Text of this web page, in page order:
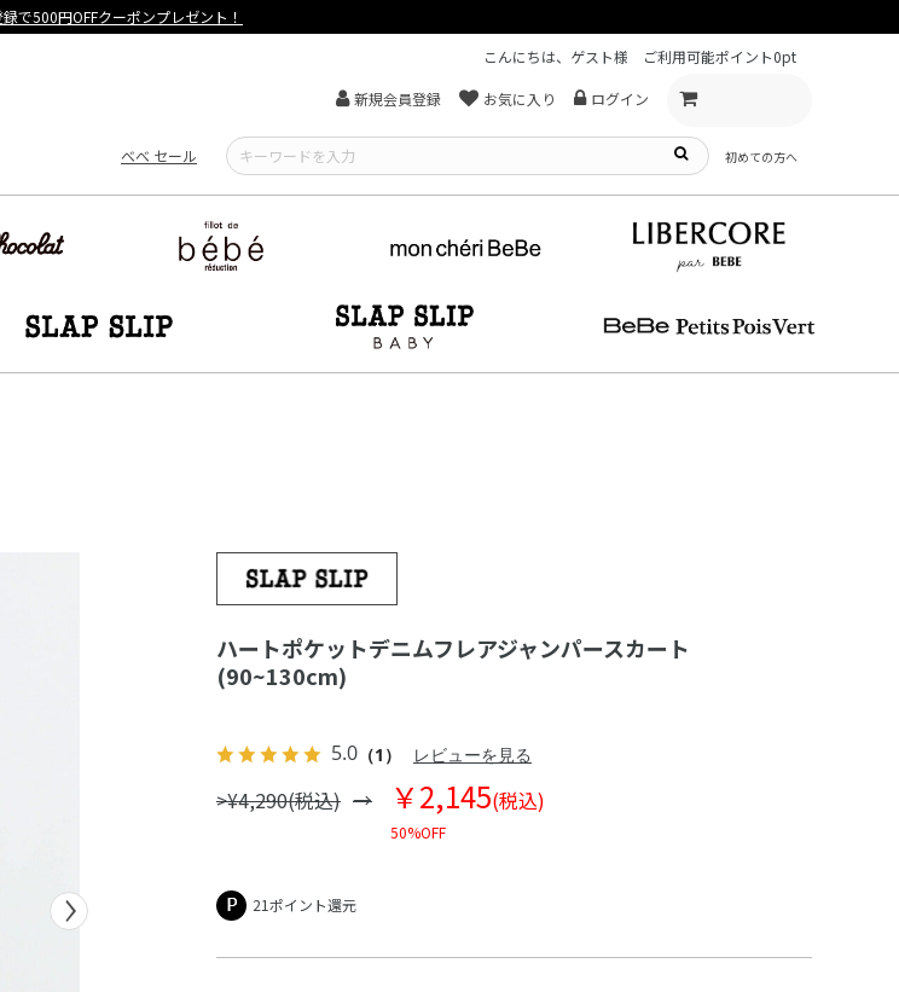
本地震による遅延可能性について
こんにちは、ゲスト様
ご利用可能ポイント0pt
新規会員登録 お気に入り ログイン
べべ セール 初めての方へ
ハートポケットデニムフレアジャンパースカート
(90~130cm)
5.0 （1） レビューを見る
>¥4,290(税込) ￥2,145(税込)
50%OFF
21ポイント還元